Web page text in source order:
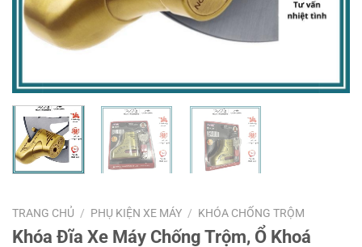
TRANG CHỦ / PHỤ KIỆN XE MÁY / KHÓA CHỐNG TRỘM
Khóa Đĩa Xe Máy Chống Trộm, Ổ Khoá